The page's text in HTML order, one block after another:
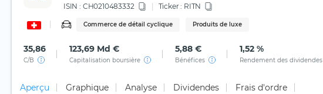
ISIN : CH0210483332 Ticker : RITN
Commerce de détail cyclique Produits de luxe
35,86
C/B
123,69 Md €
Capitalisation boursière
5,88 €
Bénéfices
1,52 %
Rendement des dividendes
Aperçu Graphique Analyse Dividendes Frais d'ordre